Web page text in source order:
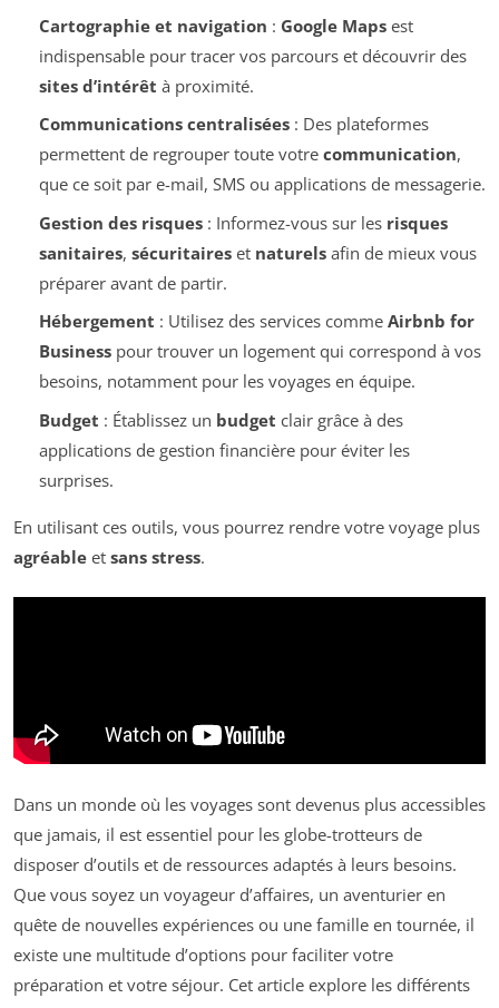
Cartographie et navigation : Google Mapsest
indispensable pour tracer vos parcours et découvrir des
sites d’intérêt à proximité.
Communications centralisées: Des plateformes
permettent de regrouper toute votre communication,
que ce soit par e-mail, SMS ou applications de messagerie.
Gestion des risques: Informez-vous sur les risques
sanitaires, sécuritaireset naturelsafin de mieux vous
préparer avant de partir.
Hébergement : Utilisez des services comme Airbnb for
Businesspour trouver un logement qui correspond à vos
besoins, notamment pour les voyages en équipe.
Budget : Établissez un budget clair grâce à des
applications de gestion financière pour éviter les
surprises.
En utilisant ces outils, vous pourrez rendre votre voyage plus
agréable et sans stress.
Dans un monde où les voyages sont devenus plus accessibles
que jamais, il est essentiel pour les globe-trotteurs de
disposer d’outils et de ressources adaptés à leurs besoins.
Que vous soyez un voyageur d’affaires, un aventurier en
quête de nouvelles expériences ou une famille en tournée, il
existe une multitude d’options pour faciliter votre
préparation et votre séjour. Cet article explore les différents